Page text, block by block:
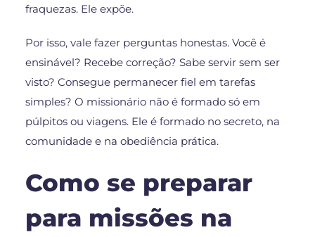
fraquezas. Ele expõe.
Por isso, vale fazer perguntas honestas. Você é
ensinável? Recebe correção? Sabe servir sem ser
visto? Consegue permanecer fiel em tarefas
simples? O missionário não é formado só em
púlpitos ou viagens. Ele é formado no secreto, na
comunidade e na obediência prática.
Como se preparar
para missões na